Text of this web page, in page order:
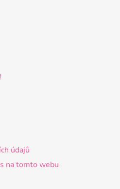
údajů
na tomto webu